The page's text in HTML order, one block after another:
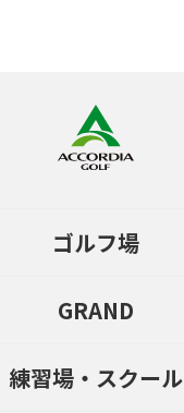
ゴルフ場
GRAND
練習場・スクール